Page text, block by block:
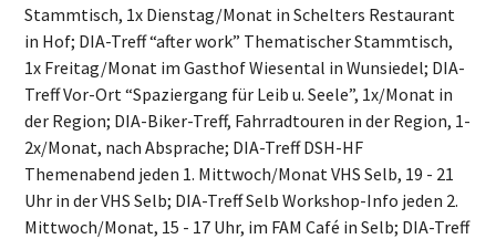
Stammtisch, 1x Dienstag/Monat in Schelters Restaurant
in Hof; DIA-Treff “after work” Thematischer Stammtisch,
1x Freitag/Monat im Gasthof Wiesental in Wunsiedel; DIA-
Treff Vor-Ort “Spaziergang für Leib u. Seele”, 1x/Monat in
der Region; DIA-Biker-Treff, Fahrradtouren in der Region, 1-
2x/Monat, nach Absprache; DIA-Treff DSH-HF
Themenabend jeden 1. Mittwoch/Monat VHS Selb, 19 - 21
Uhr in der VHS Selb; DIA-Treff Selb Workshop-Info jeden 2.
Mittwoch/Monat, 15 - 17 Uhr, im FAM Café in Selb; DIA-Treff